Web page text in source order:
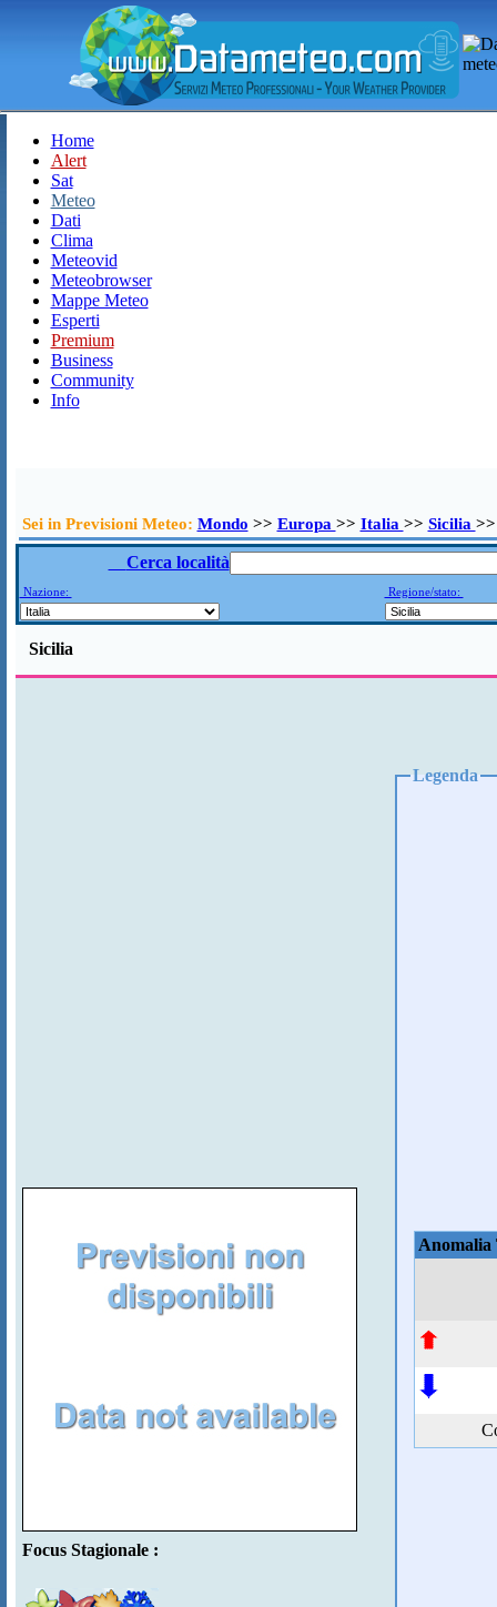
Home
Alert
Sat
Meteo
Dati
Clima
Meteovid
Meteobrowser
Mappe Meteo
Esperti
Premium
Business
Community
Info
Sei in Previsioni Meteo: Mondo >> Europa >> Italia >> Sicilia
Cerca località
Nazione: Regione/stato:
Sicilia
Focus Stagionale :
Legenda
Anomalia